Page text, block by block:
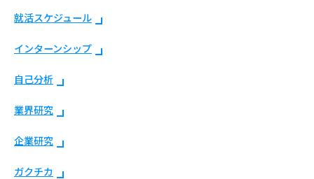
就活スケジュール
インターンシップ
自己分析
業界研究
企業研究
ガクチカ